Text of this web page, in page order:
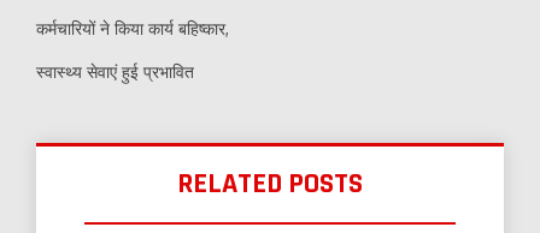
कर्मचारियों ने किया कार्य बहिष्कार,
स्वास्थ्य सेवाएं हुई प्रभावित
RELATED POSTS